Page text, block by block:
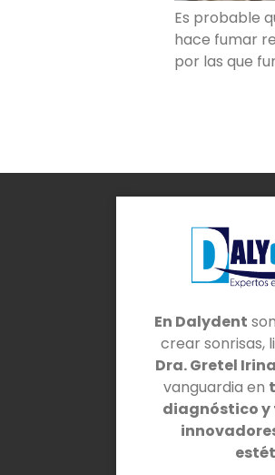
Es probable
hace fumar
por las que
En Dalydent
crear sonrisas,
Dra. Gretel
vanguardia en
diagnóstico